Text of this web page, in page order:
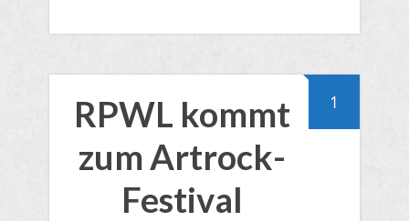
1
RPWL kommt
zum Artrock-
Festival